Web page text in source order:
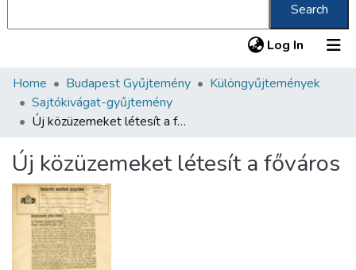
Search
Log In (current)
Communities & Collections
All of DSpace
Statistics
About us
Home Budapest Gyűjtemény
Különgyűjtemények
Sajtókivágat-gyűjtemény
Új közüzemeket létesít a főváros
Új közüzemeket létesít a főváros